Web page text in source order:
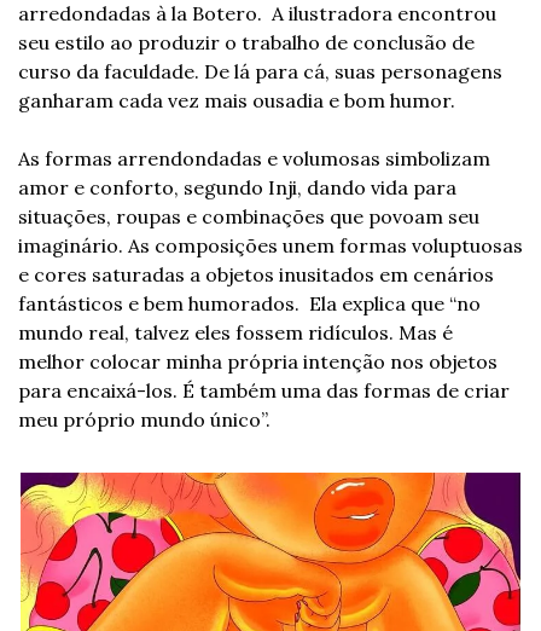
arredondadas à la Botero.  A ilustradora encontrou
seu estilo ao produzir o trabalho de conclusão de
curso da faculdade. De lá para cá, suas personagens
ganharam cada vez mais ousadia e bom humor.
As formas arrendondadas e volumosas simbolizam
amor e conforto, segundo Inji, dando vida para
situações, roupas e combinações que povoam seu
imaginário. As composições unem formas voluptuosas
e cores saturadas a objetos inusitados em cenários
fantásticos e bem humorados.  Ela explica que “no
mundo real, talvez eles fossem ridículos. Mas é
melhor colocar minha própria intenção nos objetos
para encaixá-los. É também uma das formas de criar
meu próprio mundo único”.